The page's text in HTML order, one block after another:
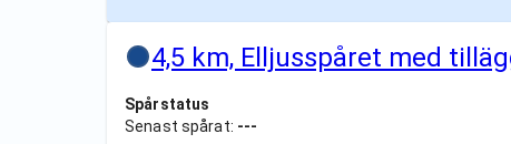
4,5 km, Elljusspåret med
Spårstatus
Senast spårat: ---